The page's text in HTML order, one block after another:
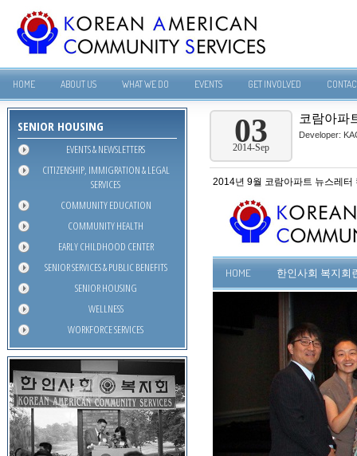
HOME ABOUT US WHAT WE DO EVENTS GET INVOLVED
SENIOR HOUSING
EVENTS & NEWSLETTERS
CITIZENSHIP, IMMIGRATION & LEGAL
SERVICES
COMMUNITY EDUCATION
COMMUNITY HEALTH
EARLY CHILDHOOD CENTER
SENIOR SERVICES & PUBLIC BENEFITS
SENIOR HOUSING
WELLNESS
WORKFORCE SERVICES
03
2014-Sep
코람아파
Developer:
2014년 9월 코람아파트 뉴스레터